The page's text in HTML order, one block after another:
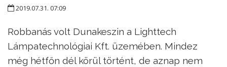
2019.07.31. 07:09
Robbanás volt Dunakeszin a Lighttech
Lámpatechnológiai Kft. üzemében. Mindez
még hétfőn dél körül történt, de aznap nem